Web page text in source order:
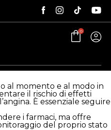
0
al momento e al modo in
il rischio di effetti
È essenziale seguire
i farmaci, ma offre
del proprio stato